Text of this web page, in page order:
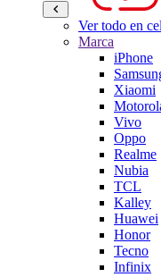
Ver todo en
Marca
iPhone
Xiaomi
Vivo
Oppo
Realme
Nubia
TCL
Kalley
Huawei
Honor
Tecno
Infinix